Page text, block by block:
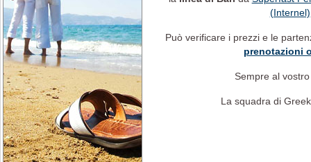
MENU
Italia – Grecia Prenotazione Traghetto ONLINE
Itinerari traghetti, orari, disponibilità e costo di biglietto, informazioni sui
traghetti e servizi
Solo Andata Andata & Ritorno
Campeggio a Bordo
Partenza
Ritorno
(Internel)
Può verificare i prezzi e le
prenotazioni
Sempre al
La squadra di